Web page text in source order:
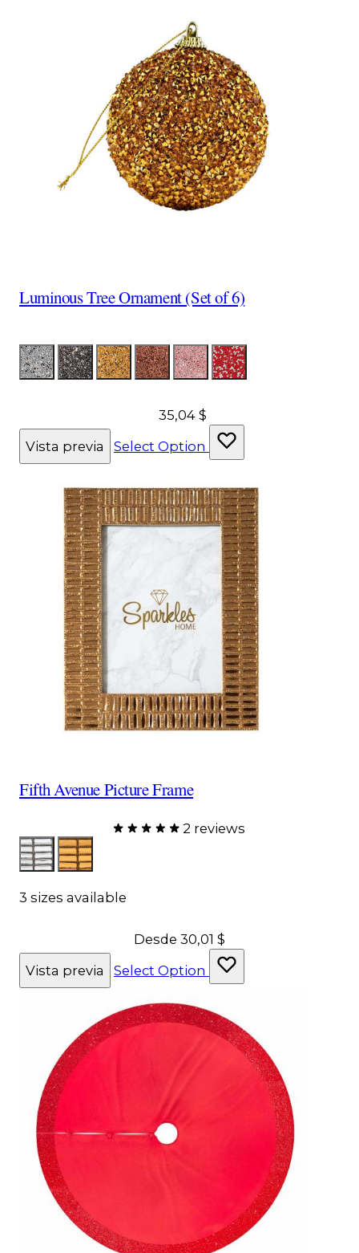
Luminous Tree Ornament (Set of 6)
Color
LumSilverLumCharcoal
LumGoldLumCopper
LumPinkLumRojoPlata
35,04 $
Vista previa
Select Option
Fifth Avenue Picture Frame
2 reviews
Color
QuintoPlata
FifthGold
3 sizes available
Desde 30,01 $
Vista previa
Select Option